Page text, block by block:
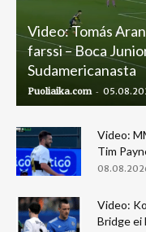
Video: Tomás
farssi – Boca
Sudamericanasta
Puoliaika.com -
Video:
Tim
Video:
Bridge ei